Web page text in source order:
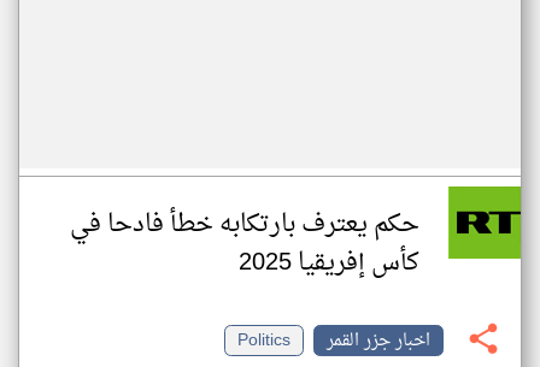
حكم يعترف بارتكابه خطأ فادحا في
كأس إفريقيا 2025
اخبار جزر القمر
Politics